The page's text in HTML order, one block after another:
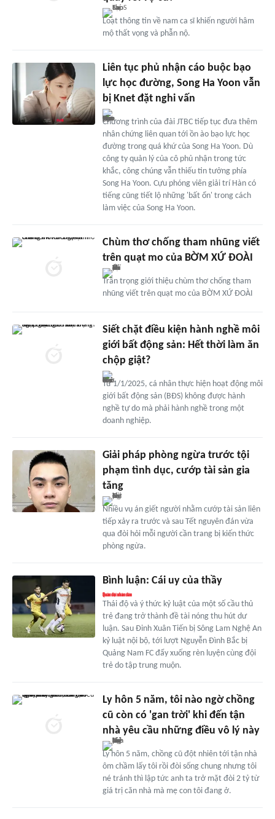
Loạt thông tin về nam ca sĩ khiến người hâm
mộ thất vọng và phẫn nộ.
Liên tục phủ nhận cáo buộc bạo
lực học đường, Song Ha Yoon vẫn
bị Knet đặt nghi vấn
Chương trình của đài JTBC tiếp tục đưa thêm
nhân chứng liên quan tới ồn ào bạo lực học
đường trong quá khứ của Song Ha Yoon. Dù
công ty quản lý của cô phủ nhận trong tức
khắc, công chúng vẫn thiếu tin tưởng phía
Song Ha Yoon. Cựu phóng viên giải trí Hàn có
tiếng cũng tiết lộ những 'bất ổn' trong cách
làm việc của Song Ha Yoon.
Chùm thơ chống tham nhũng viết
trên quạt mo của BỜM XỨ ĐOÀI
Trân trọng giới thiệu chùm thơ chống tham
nhũng viết trên quạt mo của BỜM XỨ ĐOÀI
Siết chặt điều kiện hành nghề môi
giới bất động sản: Hết thời làm ăn
chộp giật?
Từ 1/1/2025, cá nhân thực hiện hoạt động môi
giới bất động sản (BĐS) không được hành
nghề tự do mà phải hành nghề trong một
doanh nghiệp.
Giải pháp phòng ngừa trước tội
phạm tình dục, cướp tài sản gia
tăng
Nhiều vụ án giết người nhằm cướp tài sản liên
tiếp xảy ra trước và sau Tết nguyên đán vừa
qua đòi hỏi mỗi người cần trang bị kiến thức
phòng ngừa.
Bình luận: Cái uy của thầy
Thái độ và ý thức kỷ luật của một số cầu thủ
trẻ đang trở thành đề tài nóng thu hút dư
luận. Sau Đinh Xuân Tiến bị Sông Lam Nghệ An
kỷ luật nội bộ, tới lượt Nguyễn Đình Bắc bị
Quảng Nam FC đẩy xuống rèn luyện cùng đội
trẻ do tập trung muộn.
Ly hôn 5 năm, tôi nào ngờ chồng
cũ còn có 'gan trời' khi đến tận
nhà yêu cầu những điều vô lý này
Ly hôn 5 năm, chồng cũ đột nhiên tới tận nhà
ôm chầm lấy tôi rồi đòi sống chung nhưng tôi
né tránh thì lập tức anh ta trở mặt đòi 2 tỷ từ
giá trị căn nhà mà mẹ con tôi đang ở.